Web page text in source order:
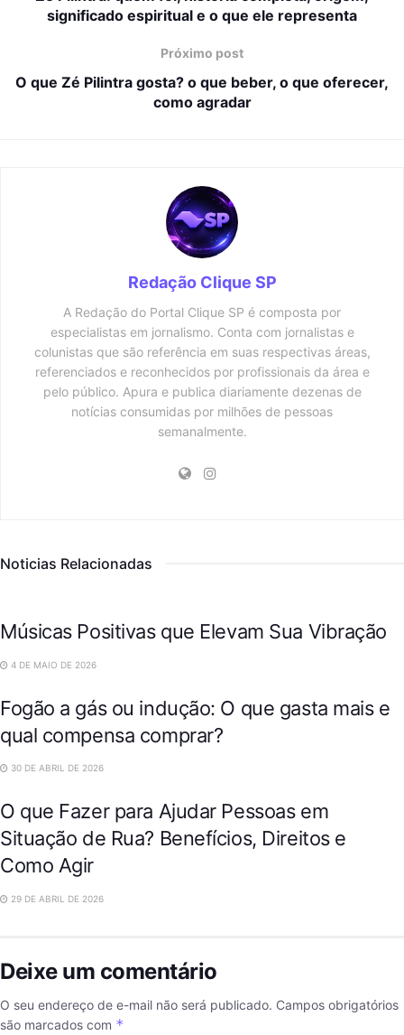
significado espiritual e o que ele representa
Próximo post
O que Zé Pilintra gosta? o que beber, o que oferecer,
como agradar
Redação Clique SP
A Redação do Portal Clique SP é composta por
especialistas em jornalismo. Conta com jornalistas e
colunistas que são referência em suas respectivas áreas,
referenciados e reconhecidos por profissionais da área e
pelo público. Apura e publica diariamente dezenas de
notícias consumidas por milhões de pessoas
semanalmente.
Noticias Relacionadas
Músicas Positivas que Elevam Sua Vibração
4 DE MAIO DE 2026
Fogão a gás ou indução: O que gasta mais e
qual compensa comprar?
30 DE ABRIL DE 2026
O que Fazer para Ajudar Pessoas em
Situação de Rua? Benefícios, Direitos e
Como Agir
29 DE ABRIL DE 2026
Deixe um comentário
O seu endereço de e-mail não será publicado. Campos obrigatórios
são marcados com *